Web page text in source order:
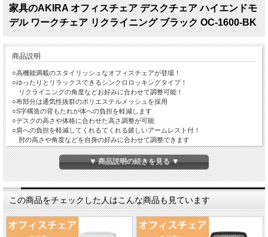
家具のAKIRA オフィスチェア デスクチェア ハイエンドモ
デル ワークチェア リクライニング ブラック OC-1600-BK
商品説明
○高機能満載のスタイリッシュなオフィスチェアが登場！
○ゆったりとリラックスできるシンクロロッキングタイプ！
リクライニングの角度などお好みに合わせて調整可能！
○布部分は通気性抜群のポリエステルメッシュを採用
○S字構造の背もたれが体への負担を軽減します
○デスクの高さや体格に合わせた高さ調整が可能
○肩への負担を軽減してくれるてくれる嬉しいアームレスト付！
肘の高さや角度などを自身の好みに合わせて調整できます
○首への負担を軽減してくれるヘッドレスト付！高さや角度の調整が可能
○タイルなど滑りにくい床でも、スムーズに移動できる強固なキャスター
○シックで落ち着きのあるブラックカラー
▼ 商品説明の続きを見る ▼
この商品をチェックした人はこんな商品も見ています